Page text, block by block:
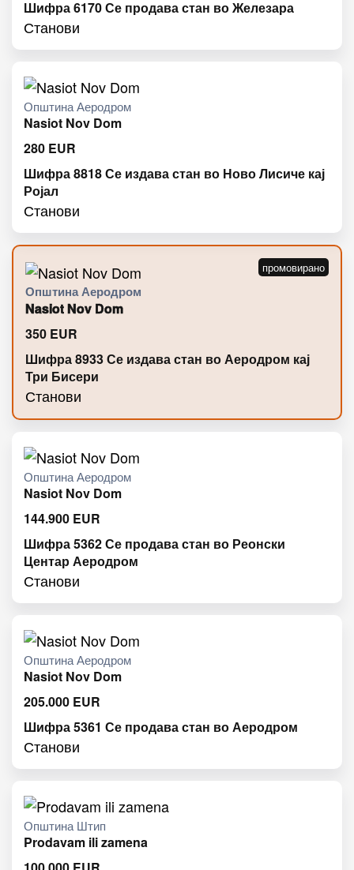
Шифра 6170 Се продава стан во Железара
Станови
Општина Аеродром
Nasiot Nov Dom
280 EUR
Шифра 8818 Се издава стан во Ново Лисиче кај
Ројал
Станови
Општина Аеродром
Nasiot Nov Dom
350 EUR
Шифра 8933 Се издава стан во Аеродром кај
Три Бисери
Станови
Општина Аеродром
Nasiot Nov Dom
144.900 EUR
Шифра 5362 Се продава стан во Реонски
Центар Аеродром
Станови
Општина Аеродром
Nasiot Nov Dom
205.000 EUR
Шифра 5361 Се продава стан во Аеродром
Станови
Општина Штип
Prodavam ili zamena